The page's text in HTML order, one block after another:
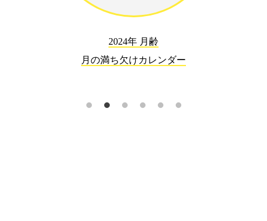
2024年 月齢
月の満ち欠けカレンダー